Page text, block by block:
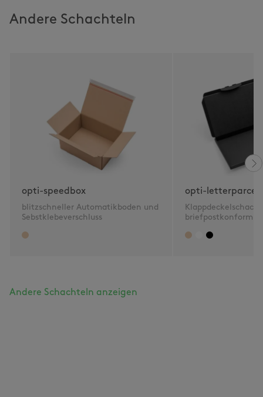
Andere Schachteln
opti-speedbox
blitzschneller Automatikboden und
Sebstklebeverschluss
opti-letterparcel
briefpostkonform 2
Andere Schachteln anzeigen